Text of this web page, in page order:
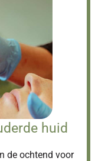
huid
de ochtend voor